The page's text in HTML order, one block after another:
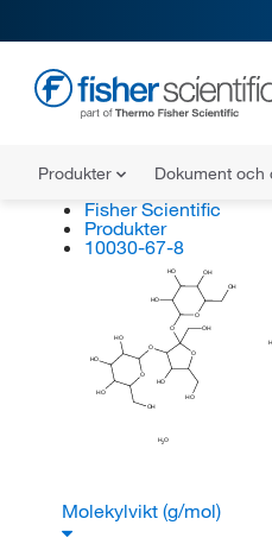
Produkter Dokument och
Fisher Scientific
Produkter
10030-67-8
O
O
O
OH
O
O
OH
OH
HO
HO
HO
HO
HO
HO
HO
OH
H
H2O
Molekylvikt (g/mol)